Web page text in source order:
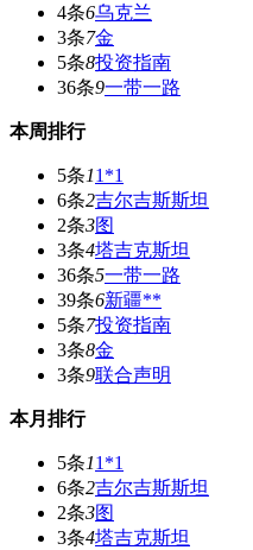
4条6乌克兰
3条7金
5条8投资指南
36条9一带一路
本周排行
5条11*1
6条2吉尔吉斯斯坦
2条3图
3条4塔吉克斯坦
36条5一带一路
39条6新疆**
5条7投资指南
3条8金
3条9联合声明
本月排行
5条11*1
6条2吉尔吉斯斯坦
2条3图
3条4塔吉克斯坦